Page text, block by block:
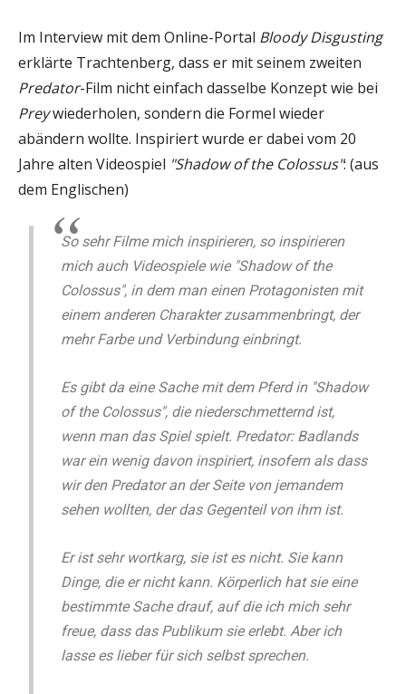
Im Interview mit dem Online-Portal Bloody Disgusting
erklärte Trachtenberg, dass er mit seinem zweiten
Predator-Film nicht einfach dasselbe Konzept wie bei
Preywiederholen, sondern die Formel wieder
abändern wollte. Inspiriert wurde er dabei vom 20
Jahre alten Videospiel "Shadow of the Colossus": (aus
dem Englischen)
So sehr Filme mich inspirieren, so inspirieren
mich auch Videospiele wie "Shadow of the
Colossus", in dem man einen Protagonisten mit
einem anderen Charakter zusammenbringt, der
mehr Farbe und Verbindung einbringt.
Es gibt da eine Sache mit dem Pferd in "Shadow
of the Colossus", die niederschmetternd ist,
wenn man das Spiel spielt. Predator: Badlands
war ein wenig davon inspiriert, insofern als dass
wir den Predator an der Seite von jemandem
sehen wollten, der das Gegenteil von ihm ist.
Er ist sehr wortkarg, sie ist es nicht. Sie kann
Dinge, die er nicht kann. Körperlich hat sie eine
bestimmte Sache drauf, auf die ich mich sehr
freue, dass das Publikum sie erlebt. Aber ich
lasse es lieber für sich selbst sprechen.